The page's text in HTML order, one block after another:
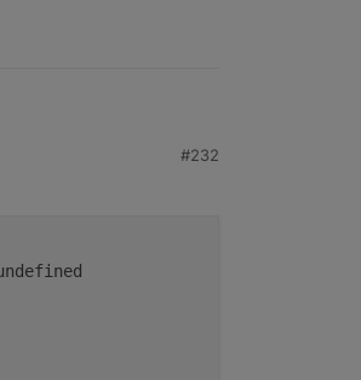
mehr gesteuert werden.#232
undefined